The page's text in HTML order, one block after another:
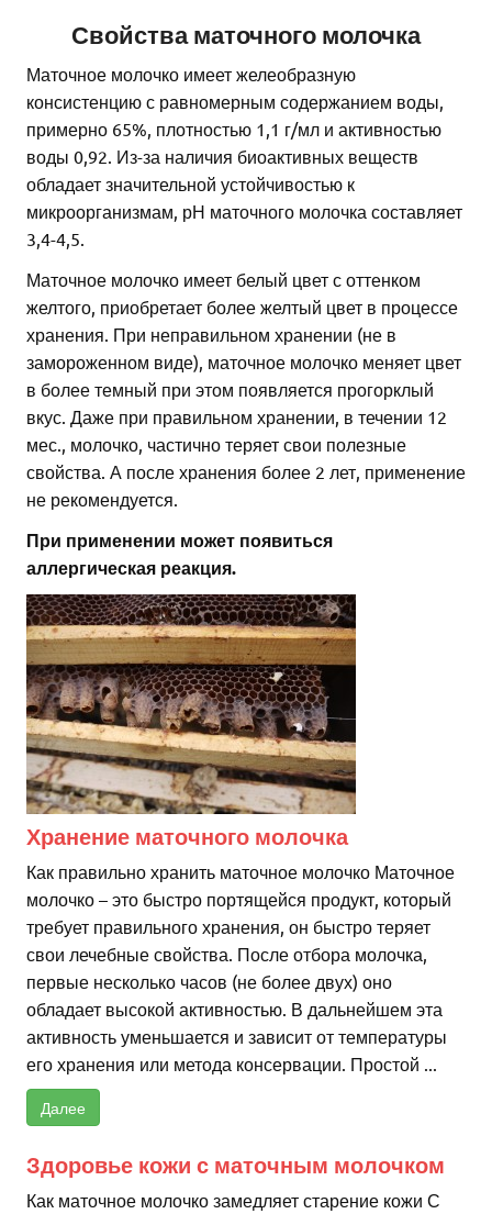
Свойства маточного молочка
Маточное молочко имеет желеобразную
консистенцию с равномерным содержанием воды,
примерно 65%, плотностью 1,1 г/мл и активностью
воды 0,92. Из-за наличия биоактивных веществ
обладает значительной устойчивостью к
микроорганизмам, рН маточного молочка составляет
3,4-4,5.
Маточное молочко имеет белый цвет с оттенком
желтого, приобретает более желтый цвет в процессе
хранения. При неправильном хранении (не в
замороженном виде), маточное молочко меняет цвет
в более темный при этом появляется прогорклый
вкус. Даже при правильном хранении, в течении 12
мес., молочко, частично теряет свои полезные
свойства. А после хранения более 2 лет, применение
не рекомендуется.
При применении может появиться
аллергическая реакция.
Хранение маточного молочка
Как правильно хранить маточное молочко Маточное
молочко – это быстро портящейся продукт, который
требует правильного хранения, он быстро теряет
свои лечебные свойства. После отбора молочка,
первые несколько часов (не более двух) оно
обладает высокой активностью. В дальнейшем эта
активность уменьшается и зависит от температуры
его хранения или метода консервации. Простой ...
Далее
Здоровье кожи с маточным молочком
Как маточное молочко замедляет старение кожи С